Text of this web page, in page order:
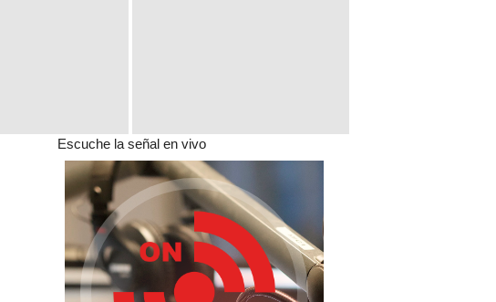
Escuche la señal en vivo